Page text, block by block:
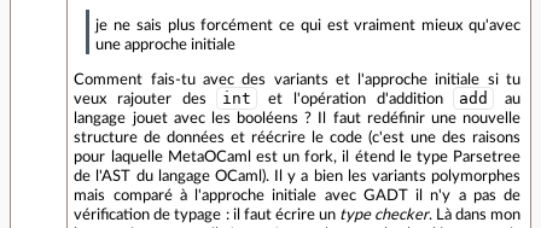
je ne sais plus forcément ce qui est vraiment mieux qu'avec
une approche initiale
Comment fais-tu avec des variants et l'approche initiale si tu
veux rajouter des
int et l'opération d'addition add
au
langage jouet avec les booléens ? Il faut redéfinir une nouvelle
structure de données et réécrire le code (c'est une des raisons
pour laquelle MetaOCaml est un fork, il étend le type Parsetree
de l'AST du langage OCaml). Il y a bien les variants polymorphes
mais comparé à l'approche initiale avec GADT il n'y a pas de
vérification de typage : il faut écrire un type checker. Là dans mon